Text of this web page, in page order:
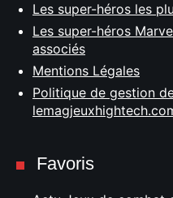
Les super-héros les
Les super-héros
associés
Mentions Légales
Politique de gestion
Favoris